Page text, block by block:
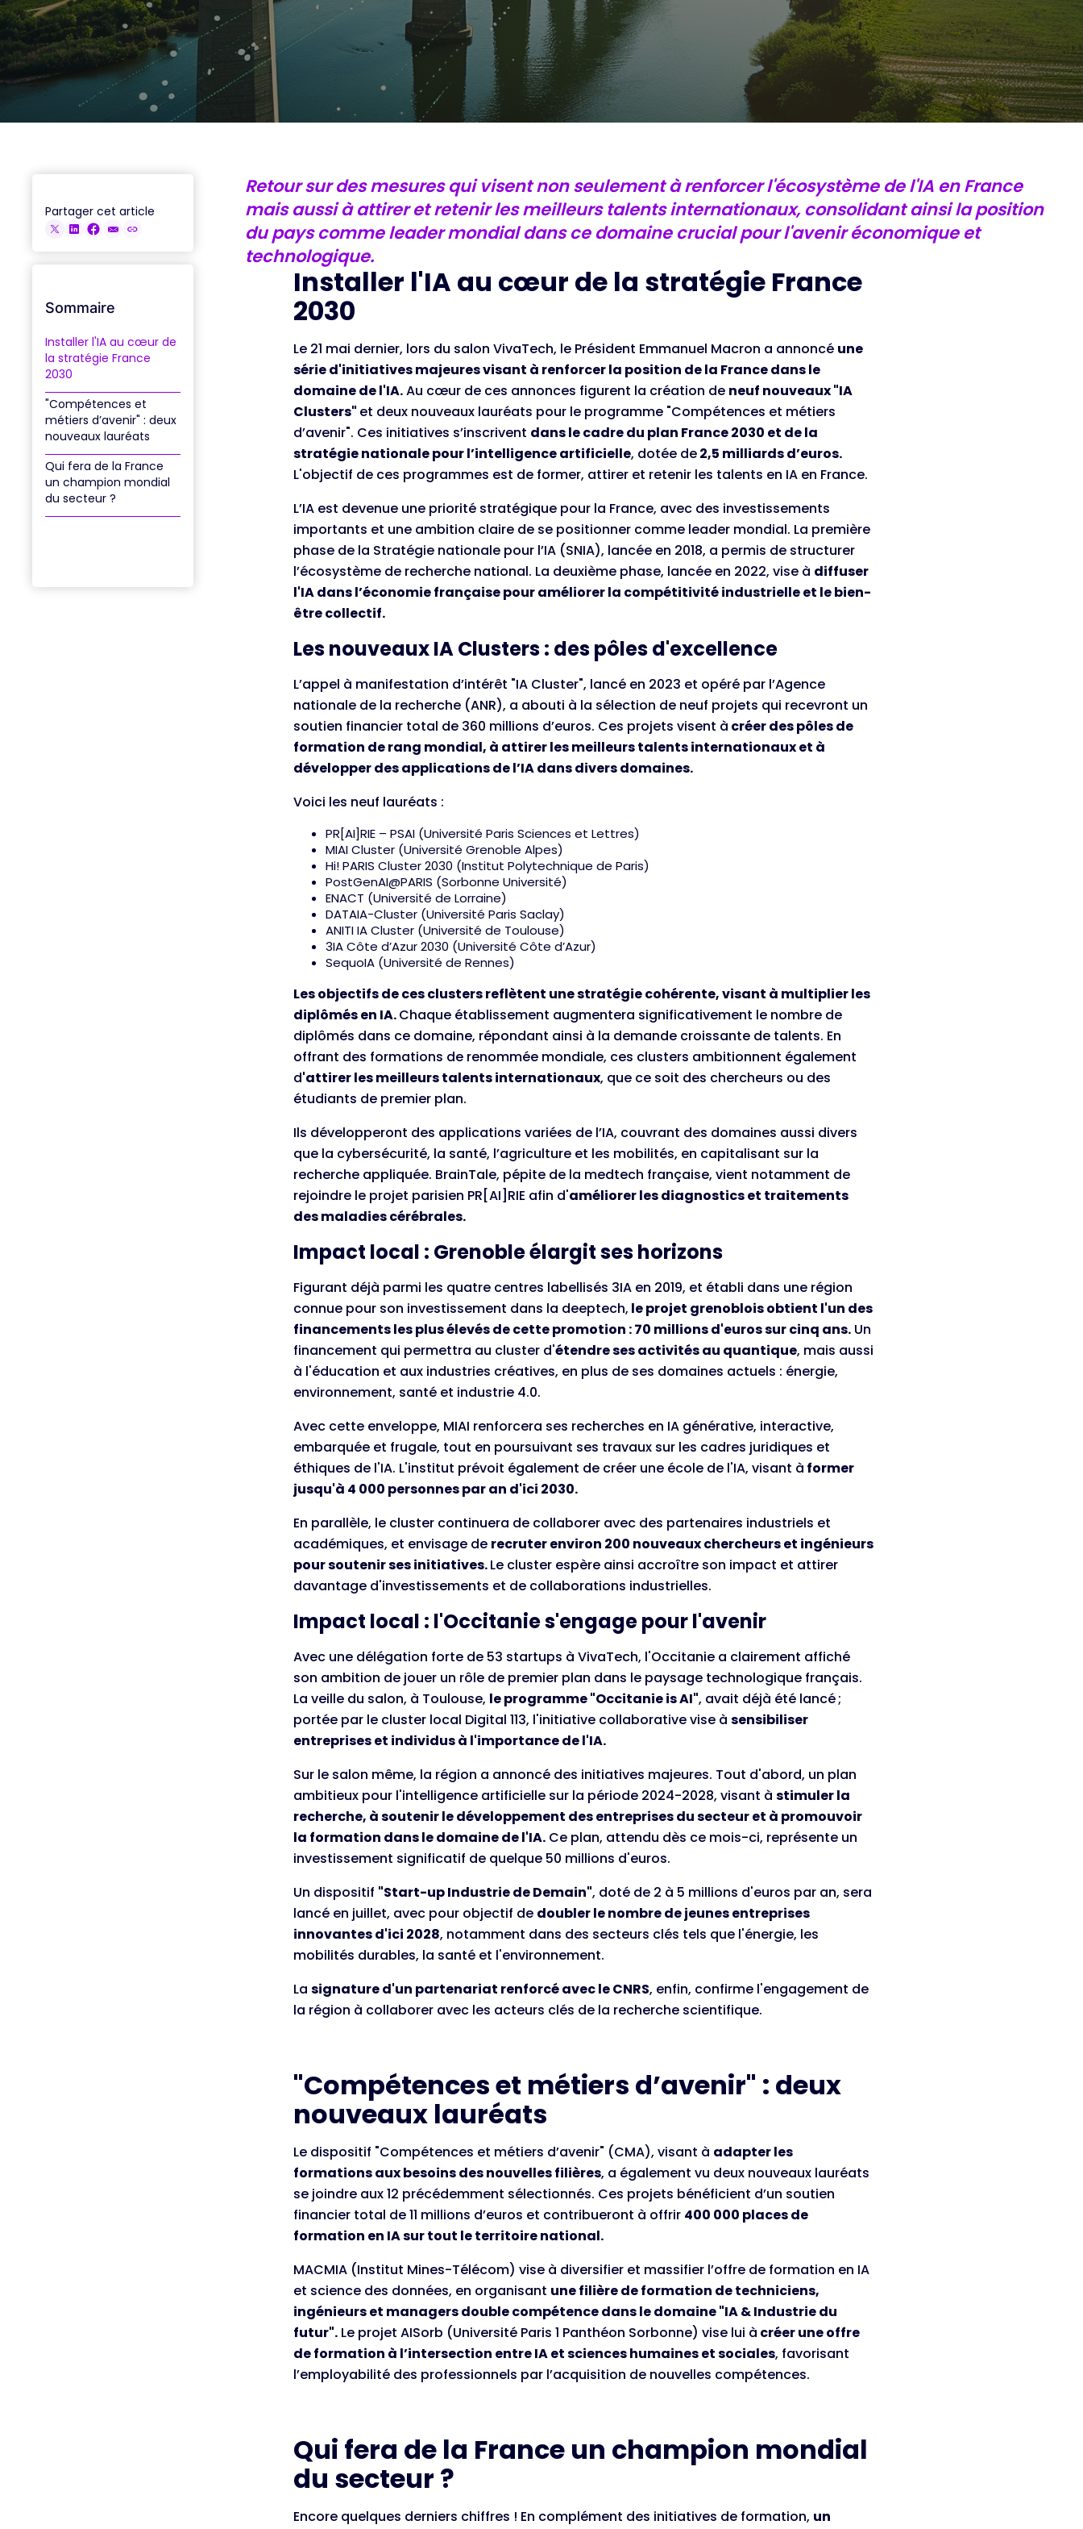
ACCÉDER AUX REPLAYS
Partager cet article
Sommaire
Installer l'IA au cœur de
la stratégie France
2030
"Compétences et
métiers d’avenir" : deux
nouveaux lauréats
Qui fera de la France
un champion mondial
du secteur ?
Retour sur des mesures qui visent non seulement à renforcer l'écosystème de l'IA en France
mais aussi à attirer et retenir les meilleurs talents internationaux, consolidant ainsi la position
du pays comme leader mondial dans ce domaine crucial pour l'avenir économique et
technologique.
Installer l'IA au cœur de la stratégie France
2030
Le 21 mai dernier, lors du salon VivaTech, le Président Emmanuel Macron a annoncé une
série d'initiatives majeures visant à renforcer la position de la France dans le
domaine de l'IA.Au cœur de ces annonces figurent la création de neuf nouveaux "IA
Clusters" et deux nouveaux lauréats pour le programme "Compétences et métiers
d’avenir". Ces initiatives s’inscrivent dans le cadre du plan France 2030 et de la
stratégie nationale pour l’intelligence artificielle, dotée de2,5 milliards d’euros.
L'objectif de ces programmes est de former, attirer et retenir les talents en IA en France.
L’IA est devenue une priorité stratégique pour la France, avec des investissements
importants et une ambition claire de se positionner comme leader mondial. La première
phase de la Stratégie nationale pour l’IA (SNIA), lancée en 2018, a permis de structurer
l’écosystème de recherche national. La deuxième phase, lancée en 2022, vise à diffuser
l'IA dans l’économie française pour améliorer la compétitivité industrielle et le bien-
être collectif.
Les nouveaux IA Clusters : des pôles d'excellence
L’appel à manifestation d’intérêt "IA Cluster", lancé en 2023 et opéré par l’Agence
nationale de la recherche (ANR), a abouti à la sélection de neuf projets qui recevront un
soutien financier total de 360 millions d’euros. Ces projets visent à créer des pôles de
formation de rang mondial, à attirer les meilleurs talents internationaux et à
développer des applications de l’IA dans divers domaines.
Voici les neuf lauréats :
PR[AI]RIE – PSAI (Université Paris Sciences et Lettres)
MIAI Cluster (Université Grenoble Alpes)
Hi! PARIS Cluster 2030 (Institut Polytechnique de Paris)
PostGenAI@PARIS (Sorbonne Université)
ENACT (Université de Lorraine)
DATAIA-Cluster (Université Paris Saclay)
ANITI IA Cluster (Université de Toulouse)
3IA Côte d’Azur 2030 (Université Côte d’Azur)
SequoIA (Université de Rennes)
Les objectifs de ces clusters reflètent une stratégie cohérente, visant à multiplier les
diplômés en IA.Chaque établissement augmentera significativement le nombre de
diplômés dans ce domaine, répondant ainsi à la demande croissante de talents. En
offrant des formations de renommée mondiale, ces clusters ambitionnent également
d'attirer les meilleurs talents internationaux, que ce soit des chercheurs ou des
étudiants de premier plan.
Ils développeront des applications variées de l’IA, couvrant des domaines aussi divers
que la cybersécurité, la santé, l’agriculture et les mobilités, en capitalisant sur la
recherche appliquée. BrainTale, pépite de la medtech française, vient notamment de
rejoindre le projet parisien PR[AI]RIE afin d'améliorer les diagnostics et traitements
des maladies cérébrales.
Impact local : Grenoble élargit ses horizons
Figurant déjà parmi les quatre centres labellisés 3IA en 2019, et établi dans une région
connue pour son investissement dans la deeptech, le projet grenoblois obtient l'un des
financements les plus élevés de cette promotion : 70 millions d'euros sur cinq ans. Un
financement qui permettra au cluster d'étendre ses activités au quantique, mais aussi
à l'éducation et aux industries créatives, en plus de ses domaines actuels : énergie,
environnement, santé et industrie 4.0.
Avec cette enveloppe, MIAI renforcera ses recherches en IA générative, interactive,
embarquée et frugale, tout en poursuivant ses travaux sur les cadres juridiques et
éthiques de l'IA. L'institut prévoit également de créer une école de l'IA, visant à former
jusqu'à 4 000 personnes par an d'ici 2030.
En parallèle, le cluster continuera de collaborer avec des partenaires industriels et
académiques, et envisage de recruter environ 200 nouveaux chercheurs et ingénieurs
pour soutenir ses initiatives.Le cluster espère ainsi accroître son impact et attirer
davantage d'investissements et de collaborations industrielles.
Impact local : l'Occitanie s'engage pour l'avenir
Avec une délégation forte de 53 startups à VivaTech, l'Occitanie a clairement affiché
son ambition de jouer un rôle de premier plan dans le paysage technologique français.
La veille du salon, à Toulouse, le programme "Occitanie is AI", avait déjà été lancé;
portée par le cluster local Digital 113, l'initiative collaborative vise à sensibiliser
entreprises et individus à l'importance de l'IA.
Sur le salon même, la région a annoncé des initiatives majeures. Tout d'abord, un plan
ambitieux pour l'intelligence artificielle sur la période 2024-2028, visant à stimuler la
recherche, à soutenir le développement des entreprises du secteur et à promouvoir
la formation dans le domaine de l'IA. Ce plan, attendu dès ce mois-ci, représente un
investissement significatif de quelque 50 millions d'euros.
Un dispositif "Start-up Industrie de Demain", doté de 2 à 5 millions d'euros par an, sera
lancé en juillet, avec pour objectif de doubler le nombre de jeunes entreprises
innovantes d'ici 2028, notamment dans des secteurs clés tels que l'énergie, les
mobilités durables, la santé et l'environnement.
La signature d'un partenariat renforcé avec le CNRS, enfin, confirme l'engagement de
la région à collaborer avec les acteurs clés de la recherche scientifique.
"Compétences et métiers d’avenir" : deux
nouveaux lauréats
Le dispositif "Compétences et métiers d’avenir" (CMA), visant à adapter les
formations aux besoins des nouvelles filières, a également vu deux nouveaux lauréats
se joindre aux 12 précédemment sélectionnés. Ces projets bénéficient d’un soutien
financier total de 11 millions d’euros et contribueront à offrir 400 000 places de
formation en IA sur tout le territoire national.
MACMIA (Institut Mines-Télécom) vise à diversifier et massifier l’offre de formation en IA
et science des données, en organisant une filière de formation de techniciens,
ingénieurs et managers double compétence dans le domaine "IA & Industrie du
futur". Le projet AISorb (Université Paris 1 Panthéon Sorbonne) vise lui à créer une offre
de formation à l’intersection entre IA et sciences humaines et sociales, favorisant
l’employabilité des professionnels par l’acquisition de nouvelles compétences.
Qui fera de la France un champion mondial
du secteur ?
Encore quelques derniers chiffres ! En complément des initiatives de formation, un